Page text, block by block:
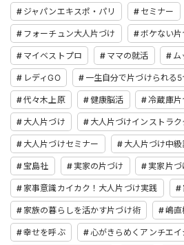
ジャパンエキスポ・パリ セミナー
フォーチュン大人片づけ ボケない片
マイベストプロ ママの就活 ム
レディGO 一生自分で片づけられる
代々木上原 健康脳活 冷蔵庫片
大人片づけ 大人片づけインストラク
大人片づけセミナー 大人片づけ中
宝島社 実家の片づけ 実家片づ
家事意識カイカク！大人片づけ実践
家族の暮らしを活かす片づけ術 嶋直
幸せを呼ぶ 心がきらめくアンチエ